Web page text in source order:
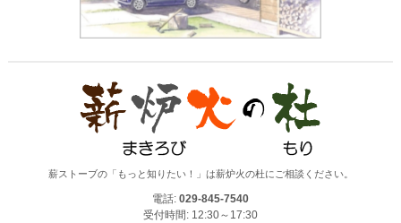
薪ストーブの「もっと知りたい！」は薪炉火の杜にご相談ください。
電話: 029-845-7540
受付時間: 12:30～17:30